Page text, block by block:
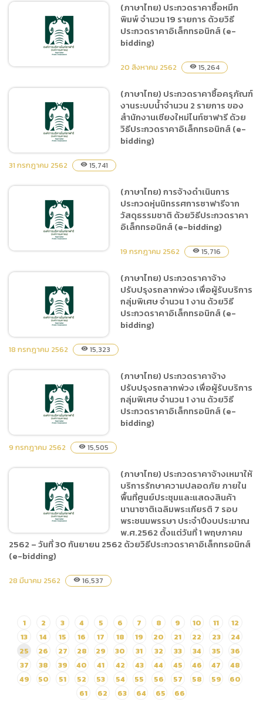
ปรับปรุงรถลากพ่วง เพื่อผู้รับ
บริการกลุ่มพิเศษจำนวน 1 งาน
ด้วยวิธีประกวดราคา
อิเล็กทรอนิกส์ (e-bidding)
(ภาษาไทย) ประกวดราคาซื้อ
หมึกพิมพ์ จำนวน 19 รายการ
ด้วยวิธีประกวดราคา
อิเล็กทรอนิกส์ (e-bidding)
(ภาษาไทย) ประกวดราคาซื้อหมึก
พิมพ์ จำนวน 19 รายการ ด้วยวิธี
ประกวดราคาอิเล็กทรอนิกส์ (e-
bidding)
20 สิงหาคม 2562 visibility 15,264
ครุภัณฑ์งานระบบน้ำจำนวน 2
รายการ ของสำนักงานเชียง
ใหม่ไนท์ซาฟารี ด้วยวิธี
ประกวดราคาอิเล็กทรอนิกส์
(ภาษาไทย) ประกวดราคาซื้อครุภัณฑ์
งานระบบน้ำจำนวน 2 รายการ ของ
สำนักงานเชียงใหม่ไนท์ซาฟารี ด้วย
วิธีประกวดราคาอิเล็กทรอนิกส์ (e-
bidding)
31 กรกฎาคม 2562 visibility 15,741
(ภาษาไทย) การจ้างดำเนินการ
ประกวดหุ่นนิทรรศการซาฟารี
จากวัสดุธรรมชาติ ด้วยวิธี
ประกวดราคาอิเล็กทรอนิกส์
(e-bidding)
(ภาษาไทย) การจ้างดำเนินการ
ประกวดหุ่นนิทรรศการซาฟารีจาก
วัสดุธรรมชาติ ด้วยวิธีประกวดราคา
อิเล็กทรอนิกส์ (e-bidding)
19 กรกฎาคม 2562 visibility 15,716
ปรับปรุงรถลากพ่วง เพื่อผู้รับ
บริการกลุ่มพิเศษ จำนวน 1
งาน ด้วยวิธีประกวดราคา
อิเล็กทรอนิกส์ (e-bidding)
(ภาษาไทย) ประกวดราคาจ้าง
ปรับปรุงรถลากพ่วง เพื่อผู้รับบริการ
กลุ่มพิเศษ จำนวน 1 งาน ด้วยวิธี
ประกวดราคาอิเล็กทรอนิกส์ (e-
bidding)
18 กรกฎาคม 2562 visibility 15,323
ปรับปรุงรถลากพ่วง เพื่อผู้รับ
บริการกลุ่มพิเศษ จำนวน 1
งาน ด้วยวิธีประกวดราคา
อิเล็กทรอนิกส์ (e-bidding)
(ภาษาไทย) ประกวดราคาจ้าง
ปรับปรุงรถลากพ่วง เพื่อผู้รับบริการ
กลุ่มพิเศษ จำนวน 1 งาน ด้วยวิธี
ประกวดราคาอิเล็กทรอนิกส์ (e-
bidding)
9 กรกฎาคม 2562 visibility 15,505
(ภาษาไทย) ประกวดราคาจ้าง
เหมาให้บริการรักษาความ
นานาชาติเฉลิมพระเกียรติ 7
รอบพระชนมพรรษา ประจำ
ปีงบประมาณ พ.ศ.2562
ตั้งแต่วันที่ 1 พฤษภาคม 2562
– วันที่ 30 กันยายน 2562
(ภาษาไทย) ประกวดราคาจ้างเหมาให้
บริการรักษาความปลอดภัย ภายใน
พื้นที่ศูนย์ประชุมและแสดงสินค้า
นานาชาติเฉลิมพระเกียรติ 7 รอบ
พระชนมพรรษา ประจำปีงบประมาณ
พ.ศ.2562 ตั้งแต่วันที่ 1 พฤษภาคม
2562 – วันที่ 30 กันยายน 2562 ด้วยวิธีประกวดราคาอิเล็กทรอนิกส์
(e-bidding)
28 มีนาคม 2562 visibility 16,537
1 2 3 4 5 6 7 8 9 10 11
12
13
14 15 16 17 18 19 20 21 22 23
24
25
26 27 28 29 30 31 32 33 34 35
36
37
38 39 40 41 42 43 44 45 46 47
48
49
50 51 52 53 54 55 56 57 58 59
60
61
62 63 64 65 66